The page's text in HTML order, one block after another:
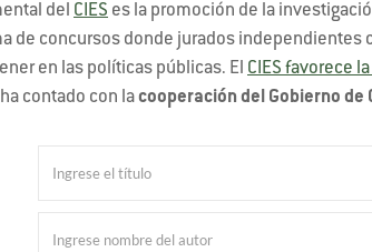
del CIES es la promoción de la
de concursos donde jurados independientes
en las políticas públicas. El CIES favorece
contado con lacooperación del Gobierno de